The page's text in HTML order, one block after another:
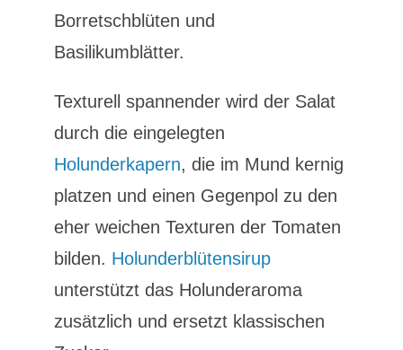
Borretschblüten und
Basilikumblätter.
Texturell spannender wird der Salat
durch die eingelegten
Holunderkapern, die im Mund kernig
platzen und einen Gegenpol zu den
eher weichen Texturen der Tomaten
bilden. Holunderblütensirup
unterstützt das Holunderaroma
zusätzlich und ersetzt klassischen